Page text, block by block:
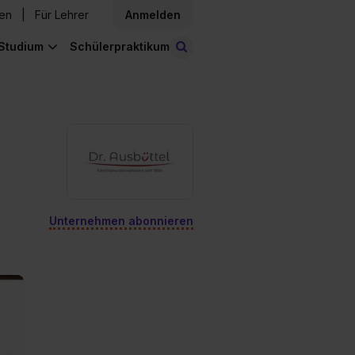
Für Lehrer Anmelden
Schülerpraktikum
Unternehmen abonnieren